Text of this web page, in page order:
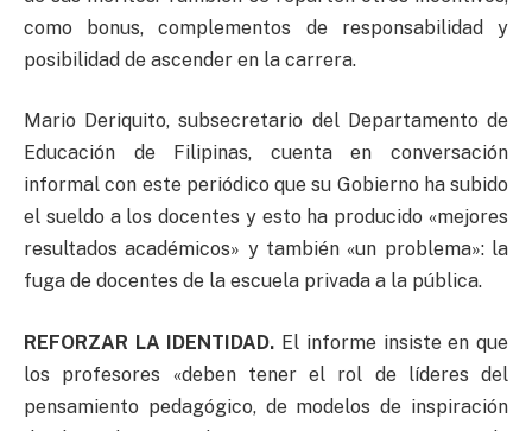
como bonus, complementos de responsabilidad y
posibilidad de ascender en la carrera.
Mario Deriquito, subsecretario del Departamento de
Educación de Filipinas, cuenta en conversación
informal con este periódico que su Gobierno ha subido
el sueldo a los docentes y esto ha producido «mejores
resultados académicos» y también «un problema»: la
fuga de docentes de la escuela privada a la pública.
REFORZAR LA IDENTIDAD. El informe insiste en que
los profesores «deben tener el rol de líderes del
pensamiento pedagógico, de modelos de inspiración